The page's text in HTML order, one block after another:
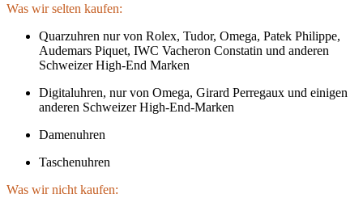
Was wir selten kaufen:
Quarzuhren nur von Rolex, Tudor, Omega, Patek Philippe,
Audemars Piquet, IWC Vacheron Constatin und anderen
Schweizer High-End Marken
Digitaluhren, nur von Omega, Girard Perregaux und einigen
anderen Schweizer High-End-Marken
Damenuhren
Taschenuhren
Was wir nicht kaufen: